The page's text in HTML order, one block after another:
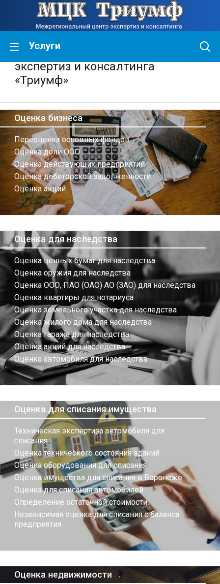
Услуги
Межрегиональный центр
экспертиз и консалтинга
«Триумф»
Оценка бизнеса
Переоценка основных фондов
Оценка доли ООО
Оценка действующих предприятий
Оценка дебиторской задолженности
Оценка акций
Оценка для наследства
Оценка ценных бумаг для наследства
Оценка оружия для наследства
Оценка ООО, ПАО (ОАО) АО (ЗАО) для наследства
Оценка квартиры для нотариуса
Оценка земельного участка для наследства
Оценка жилого дома для наследства
Оценка гаража для наследства
Оценка акций для наследства
Оценка автомобиля для наследства
Оценка для списания имущества
Техническая экспертиза автомобиля для
списания
Оценка технического состояния зданий
Оценка оборудования для списания
Оценка имущества для списания в Воронеже
Оценка для списания автомобилей
Определение остаточной стоимости
Независимая оценка для списания с баланса
предприятия
Оценка недвижимости